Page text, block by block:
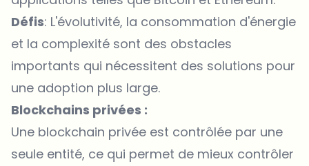
Défis: L'évolutivité, la consommation d'énergie
et la complexité sont des obstacles
importants qui nécessitent des solutions pour
une adoption plus large.
Blockchains privées :
Une blockchain privée est contrôlée par une
seule entité, ce qui permet de mieux contrôler